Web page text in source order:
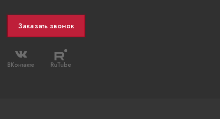
Заказать звонок
ВКонтакте RuTube